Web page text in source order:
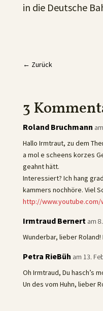
in die Deutsche
← Zurück
3
Roland Bruchmann
Hallo Irmtraut, zu dem
a mol e scheens korzes
geahnt hätt.
Interessiert? Ich hang
kammers nochhöre. Viel
http://www.youtube.com/
Irmtraud Bernert am
Wunderbar, lieber Roland!
Petra RieBüh am 13.
Oh Irmtraud, Du hasch’s
Un des vom Huhn, lieber